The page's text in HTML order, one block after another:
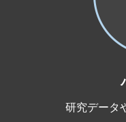
研究データ